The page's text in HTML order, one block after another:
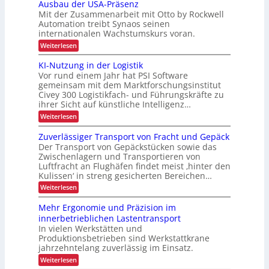
eu
n
d
e
n
s
p
e
z
i
f
i
s
c
h
e
P
a
x
i
s
t
c
k
m
e
l
d
n
g
e
f
e
r
u
n
g
d
a
n
k
A
i
m
t
e
c
D
C
I
x
t
o
m
a
t
i
i
e
r
e
s
P
a
l
e
t
t
e
n
m
a
a
g
e
m
e
n
t
Ausbau der USA-Präsenz
Mit der Zusammenarbeit mit Otto by Rockwell
Automation treibt Synaos seinen
internationalen Wachstumskurs voran.
Weiterlesen:
A
s
b
a
u
d
e
r
U
S
A
-
P
r
ä
s
e
n
z
KI-Nutzung in der Logistik
Vor rund einem Jahr hat PSI Software
gemeinsam mit dem Marktforschungsinstitut
Civey 300 Logistikfach- und Führungskräfte zu
ihrer Sicht auf künstliche Intelligenz…
Weiterlesen:
K
I
-
N
u
t
z
u
n
g
i
n
d
e
r
L
o
g
Zuverlässiger Transport von Fracht und Gepäck
Der Transport von Gepäckstücken sowie das
Zwischenlagern und Transportieren von
Luftfracht an Flughäfen findet meist ‚hinter den
Kulissen‘ in streng gesicherten Bereichen…
Weiterlesen:
Z
v
e
r
l
ä
s
s
Mehr Ergonomie und Präzision im
innerbetrieblichen Lastentransport
In vielen Werkstätten und
Produktionsbetrieben sind Werkstattkrane
jahrzehntelang zuverlässig im Einsatz.
Weiterlesen: